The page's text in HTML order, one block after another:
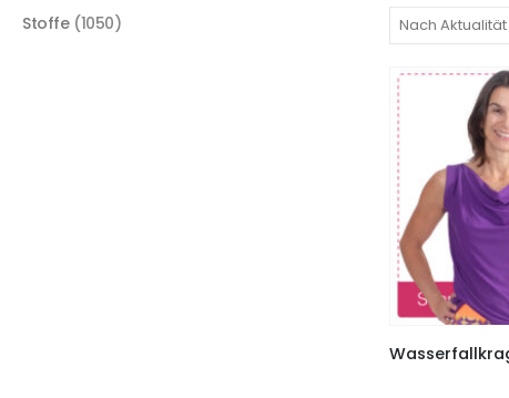
Stoffe (1050)